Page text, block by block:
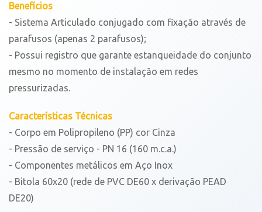
Benefícios
- Sistema Articulado conjugado com fixação através de
parafusos (apenas 2 parafusos);
- Possui registro que garante estanqueidade do conjunto
mesmo no momento de instalação em redes
pressurizadas.
Características Técnicas
- Corpo em Polipropileno (PP) cor Cinza
- Pressão de serviço - PN 16 (160 m.c.a.)
- Componentes metálicos em Aço Inox
- Bitola 60x20 (rede de PVC DE60 x derivação PEAD
DE20)